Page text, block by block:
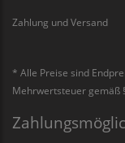
Zahlung und Versand
* Alle Preise sind
Mehrwertsteuer gemäß